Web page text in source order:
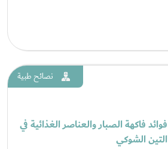
نصائح طبية
فوائد فاكهة الصبار والعناصر الغذائية في
التين الشوكي